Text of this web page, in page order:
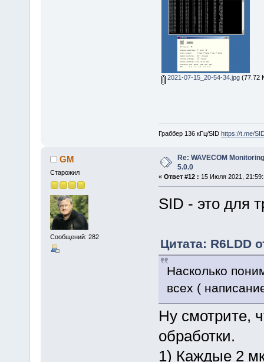
2021-07-15_20-54-34.jpg(77.72
Граббер 136 кГц/SID https://t.me/
GM
Старожил
Сообщений: 282
Re: WAVECOM
5.0.0
« Ответ #12 : 15 Июля 2021,
SID - это для
Цитата: R6LDD
Насколько
всех (
Ну смотрите,
обработки.
1) Каждые 2